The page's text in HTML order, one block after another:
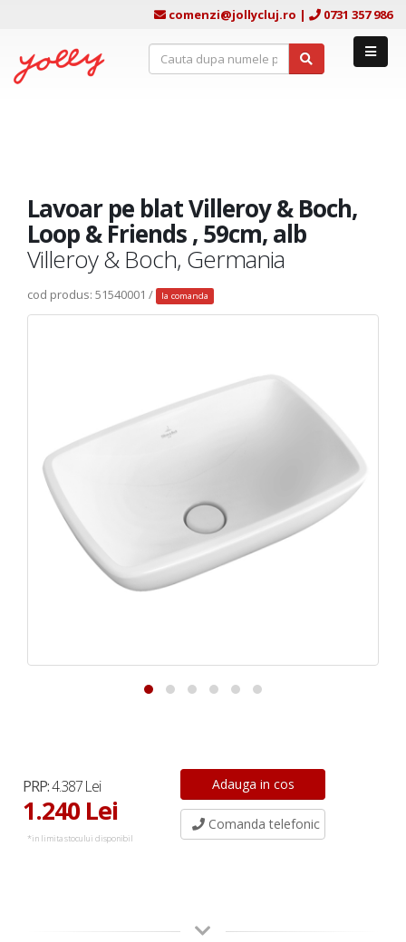
comenzi@jollycluj.ro | 0731 357 986
Lavoar pe blat Villeroy & Boch,
Loop & Friends , 59cm, alb
Villeroy & Boch, Germania
cod produs: 51540001 / la comanda
PRP:4.387 Lei
1.240 Lei
*in limita stocului disponibil
Comanda telefonic